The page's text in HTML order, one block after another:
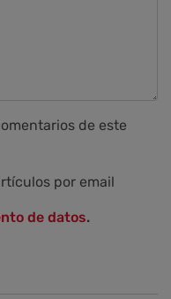
de este
por email
de datos.